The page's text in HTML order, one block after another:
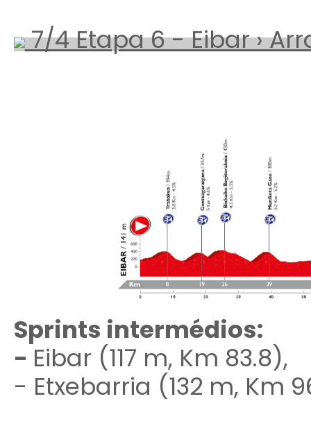
7/4 Etapa 6 - Eibar ›
Sprints intermédios:
- Eibar (117 m, Km 83.8),
- Etxebarria (132 m, Km